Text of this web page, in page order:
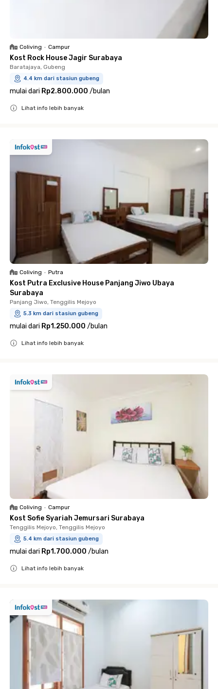
Coliving • Campur
Kost Rock House Jagir Surabaya
Baratajaya, Gubeng
4.4 km dari stasiun gubeng
mulai dari Rp2.800.000 /bulan
Lihat info lebih banyak
Coliving • Putra
Kost Putra Exclusive House Panjang Jiwo Ubaya
Surabaya
Panjang Jiwo, Tenggilis Mejoyo
5.3 km dari stasiun gubeng
mulai dari Rp1.250.000 /bulan
Lihat info lebih banyak
Coliving • Campur
Kost Sofie Syariah Jemursari Surabaya
Tenggilis Mejoyo, Tenggilis Mejoyo
5.4 km dari stasiun gubeng
mulai dari Rp1.700.000 /bulan
Lihat info lebih banyak